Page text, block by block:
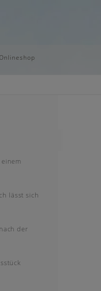
lässt sich
der